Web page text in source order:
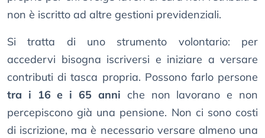
non è iscritto ad altre gestioni previdenziali.
Si tratta di uno strumento volontario: per
accedervi bisogna iscriversi e iniziare a versare
contributi di tasca propria. Possono farlo persone
tra i 16 e i 65 anni che non lavorano e non
percepiscono già una pensione. Non ci sono costi
di iscrizione, ma è necessario versare almeno una